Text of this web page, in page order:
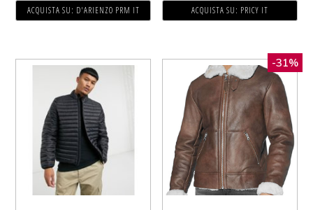
ACQUISTA SU: D'ARIENZO PRM IT ACQUISTA SU: PRICY IT
-31%